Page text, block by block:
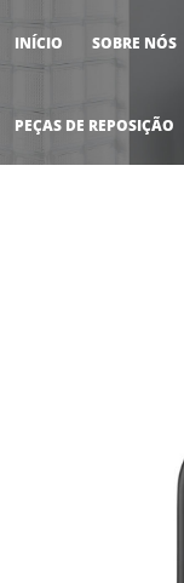
INÍCIO SOBRE NÓS
PEÇAS DE REPOSIÇÃO